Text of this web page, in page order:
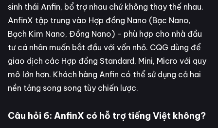
sinh thái Anfin, bổ trợ nhau chứ không thay thế nhau.
AnfinX tập trung vào Hợp đồng Nano (Bạc Nano,
Bạch Kim Nano, Đồng Nano) - phù hợp cho nhà đầu
tư cá nhân muốn bắt đầu với vốn nhỏ. CQG dùng để
giao dịch các Hợp đồng Standard, Mini, Micro với quy
mô lớn hơn. Khách hàng Anfin có thể sử dụng cả hai
nền tảng song song tùy chiến lược.
Câu hỏi 6: AnfinX có hỗ trợ tiếng Việt không?